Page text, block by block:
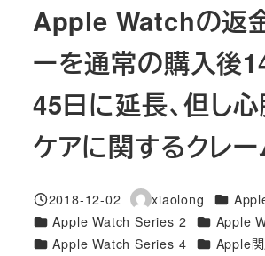
Apple Watchの返
ーを通常の購入後
45日に延長、但し
ケアに関するクレ
投稿日
2018-12-02
著
者
xiaolong カテゴリ
カテゴリー
Apple Watch Series 2 カテゴリー
Apple
カテゴリー
Apple Watch Series 4 カテゴリー
Apple関